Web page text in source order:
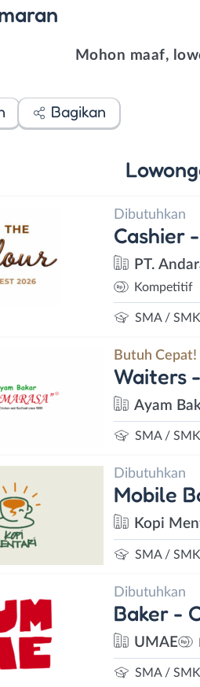
Mohon maaf,
Bagikan
Dibutuhkan
Cashier
PT.
Kompetitif
SMA / SMK
Butuh Cepat!
Waiters
Ayam
SMA / SMK
Dibutuhkan
Mobile
Kopi
SMA / SMK
Dibutuhkan
Baker -
UMAE
SMA / SMK